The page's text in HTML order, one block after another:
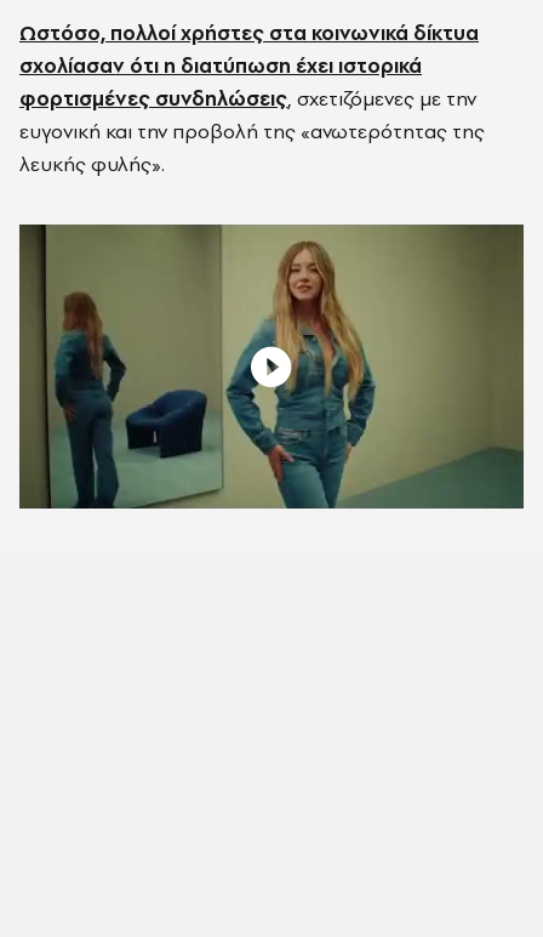
Ωστόσο, πολλοί χρήστες στα κοινωνικά δίκτυα
σχολίασαν ότι η διατύπωση έχει ιστορικά
φορτισμένες συνδηλώσεις, σχετιζόμενες με την
ευγονική και την προβολή της «ανωτερότητας της
λευκής φυλής».